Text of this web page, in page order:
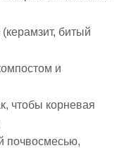
битый
и
чтобы корневая
почвосмесью,